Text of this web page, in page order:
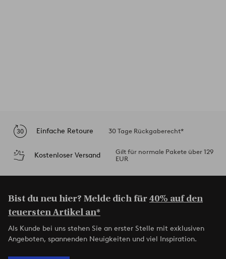
Einfache Retoure 30 Tage Rückgaberecht*
Kostenloser Versand
Gilt für normale Pakete über 129
EUR
Bist du neu hier? Melde dich für40% auf den
teuersten Artikel an*
Als Kunde bei uns stehen Sie an erster Stelle mit exklusiven
Angeboten, spannenden Neuigkeiten und viel Inspiration.